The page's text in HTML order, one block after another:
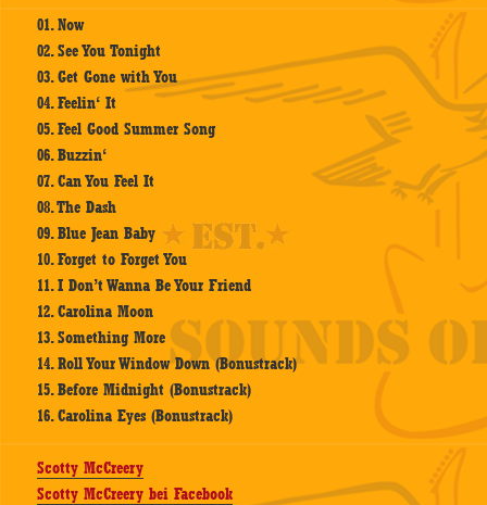
01. Now
02. See You Tonight
03. Get Gone with You
04. Feelin‘ It
05. Feel Good Summer Song
06. Buzzin‘
07. Can You Feel It
08. The Dash
09. Blue Jean Baby
10. Forget to Forget You
11. I Don’t Wanna Be Your Friend
12. Carolina Moon
13. Something More
14. Roll Your Window Down (Bonustrack)
15. Before Midnight (Bonustrack)
16. Carolina Eyes (Bonustrack)
Scotty McCreery
Scotty McCreery bei Facebook